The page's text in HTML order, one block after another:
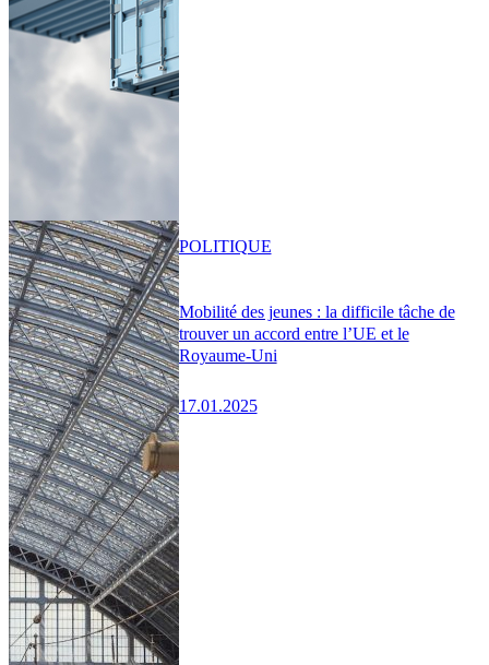
Mobilité des jeunes : la difficile tâche de
trouver un accord entre l’UE et le
Royaume-Uni
17.01.2025
POLITIQUE